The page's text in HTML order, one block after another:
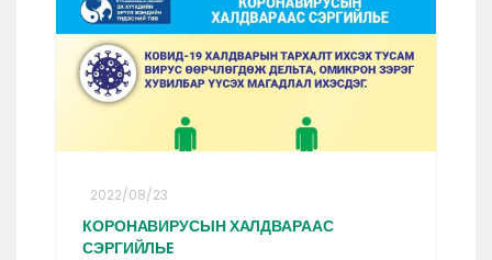
2022/08/23
КОРОНАВИРУСЫН ХАЛДВАРААС
СЭРГИЙЛЬE